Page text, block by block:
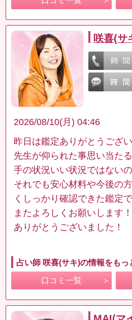
咲喜(サ
2026/08/10(月) 04:46
昨日は鑑定ありがとうござい
先生が仰られた事思い当た
手の状況いい状況ではない
それでも安心材料や今後の
くしっかり確認できた鑑定で
またよろしくお願いします！
ありがとうございました！
占い師 咲喜(サキ)の情報をもっ
口コミ一覧